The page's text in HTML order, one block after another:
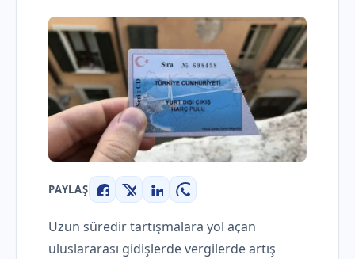
PAYLAŞ
Facebook
X LinkedInWhatsApp
Uzun süredir tartışmalara yol açan
uluslararası gidişlerde vergilerde artış